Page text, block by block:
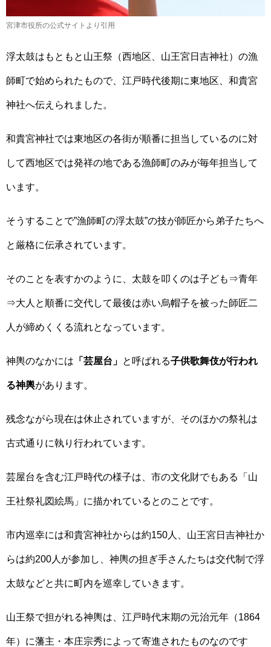
宮津市役所の公式サイトより引用
浮太鼓はもともと山王祭（西地区、山王宮日吉神社）の漁
師町で始められたもので、江戸時代後期に東地区、和貴宮
神社へ伝えられました。
和貴宮神社では東地区の各街が順番に担当しているのに対
して西地区では発祥の地である漁師町のみが毎年担当して
います。
そうすることで”漁師町の浮太鼓”の技が師匠から弟子たちへ
と厳格に伝承されています。
そのことを表すかのように、太鼓を叩くのは子ども⇒青年
⇒大人と順番に交代して最後は赤い烏帽子を被った師匠二
人が締めくくる流れとなっています。
神輿のなかには 「芸屋台」 と呼ばれる子供歌舞伎が行われ
る神輿があります。
残念ながら現在は休止されていますが、そのほかの祭礼は
古式通りに執り行われています。
芸屋台を含む江戸時代の様子は、市の文化財でもある「山
王社祭礼図絵馬」に描かれているとのことです。
市内巡幸には和貴宮神社からは約150人、山王宮日吉神社か
らは約200人が参加し、神輿の担ぎ手さんたちは交代制で浮
太鼓などと共に町内を巡幸していきます。
山王祭で担がれる神輿は、江戸時代末期の元治元年（1864
年）に藩主・本庄宗秀によって寄進されたものなのです